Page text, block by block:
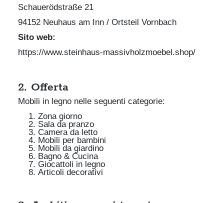
Schauerödstraße 21
94152 Neuhaus am Inn / Ortsteil Vornbach
Sito web:
https://www.steinhaus-massivholzmoebel.shop/
2. Offerta
Mobili in legno nelle seguenti categorie:
Zona giorno
Sala da pranzo
Camera da letto
Mobili per bambini
Mobili da giardino
Bagno & Cucina
Giocattoli in legno
Articoli decorativi